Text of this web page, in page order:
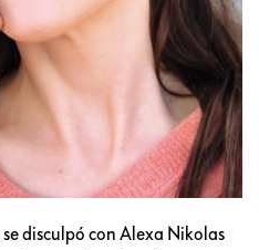
disculpó con Alexa Nikolas